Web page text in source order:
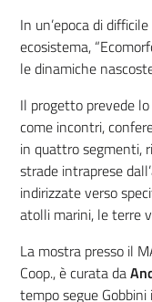
In un’epoca di
ecosistema,
le dinamiche
Il progetto prevede
come incontri,
in quattro segmenti,
strade intraprese
indirizzate verso
atolli marini, le terre
La mostra presso il
Coop., è curata da
tempo segue